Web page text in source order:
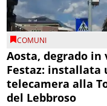
COMUNI
Aosta, degrado in
Festaz: installata
telecamera alla
del Lebbroso